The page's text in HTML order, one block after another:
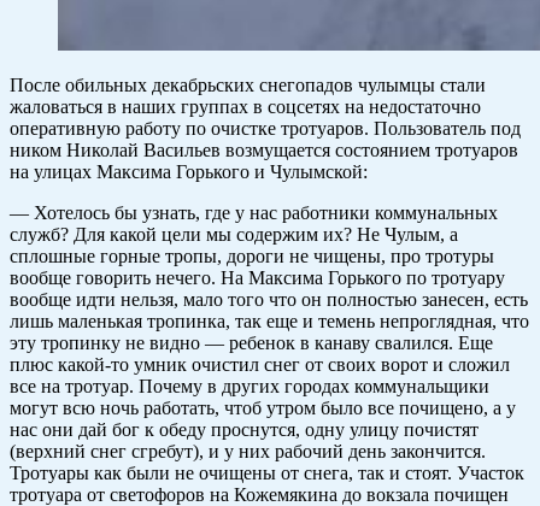
После обильных декабрьских снегопадов чулымцы стали
жаловаться в наших группах в соцсетях на недостаточно
оперативную работу по очистке тротуаров. Пользователь под
ником Николай Васильев возмущается состоянием тротуаров
на улицах Максима Горького и Чулымской:
— Хотелось бы узнать, где у нас работники коммунальных
служб? Для какой цели мы содержим их? Не Чулым, а
сплошные горные тропы, дороги не чищены, про тротуры
вообще говорить нечего. На Максима Горького по тротуару
вообще идти нельзя, мало того что он полностью занесен, есть
лишь маленькая тропинка, так еще и темень непроглядная, что
эту тропинку не видно — ребенок в канаву свалился. Еще
плюс какой-то умник очистил снег от своих ворот и сложил
все на тротуар. Почему в других городах коммунальщики
могут всю ночь работать, чтоб утром было все почищено, а у
нас они дай бог к обеду проснутся, одну улицу почистят
(верхний снег сгребут), и у них рабочий день закончится.
Тротуары как были не очищены от снега, так и стоят. Участок
тротуара от светофоров на Кожемякина до вокзала почищен